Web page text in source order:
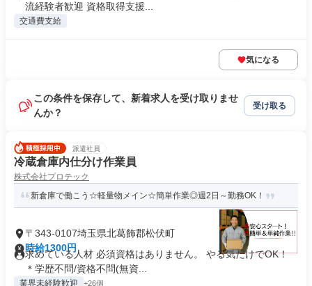
流経験者歓迎 資格取得支援...
交通費支給
気になる
この条件を保存して、新着求人を受け取りませ
んか？
受け取る
派遣社員
冷蔵倉庫内仕分け作業員
株式会社プロテック
新倉庫で働こう☆軽量物メイン☆簡単作業◎週2日～勤務OK！
〒343-0107埼玉県北葛飾郡松伏町
時給1300円
求めている人材 必須資格はありません。 やる気だけでOK！
＊学歴不問/資格不問(無資...
業界未経験歓迎 +26個